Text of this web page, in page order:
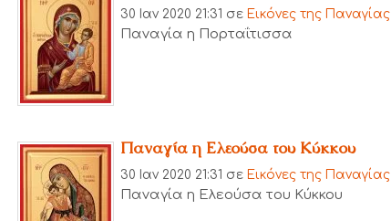
30 Ιαν 2020 21:31 σε Εικόνες της Παναγίας
Παναγία η Πορταΐτισσα
Παναγία η Ελεούσα του Κύκκου
30 Ιαν 2020 21:31 σε Εικόνες της Παναγίας
Παναγία η Ελεούσα του Κύκκου